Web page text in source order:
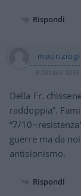
Rispondi
8 Ottobre
Della Fr.
raddoppia”.
“7/
guerre ma da
antisionismo.
Rispondi